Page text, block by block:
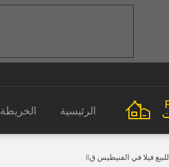
الرئيسية الخريطة
للبيع فيلا في الفنيطيس ق8